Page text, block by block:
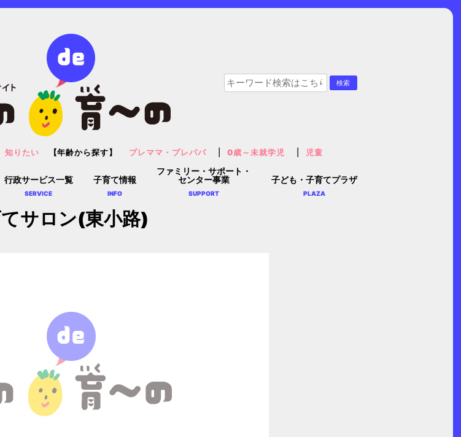
行政サービス一覧
SERVICE
子育て情報
INFO
ファミリー・サポート・
センター事業
SUPPORT
子ども・子育てプラザ
PLAZA
知りたい 【年齢から探す】 プレママ・プレパパ 0歳～未就学児 児童
サロン(東小路)